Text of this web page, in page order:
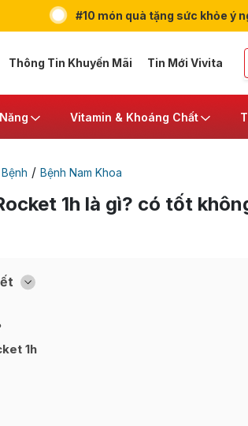
#10 món quà tặng sức khỏe ý
Thông Tin Khuyến Mãi Tin Mới Vivita
Vitamin & Khoáng Chất
/ Bệnh Nam Khoa
1h là gì? có tốt
[
Ẩn
1h